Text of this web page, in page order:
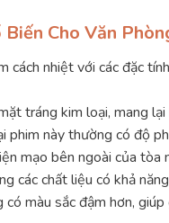
Cho Văn
cách nhiệt với các đặc
tráng kim loại, mang
phim này thường có độ
mạo bên ngoài của tòa
các chất liệu có khả
màu sắc đậm hơn,